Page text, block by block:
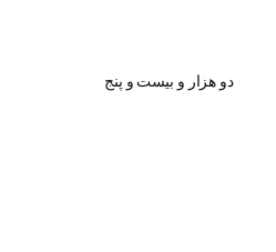
دو هزار و بیست و پنج